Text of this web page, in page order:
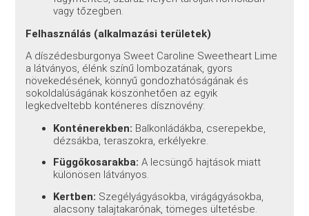
vagy tőzegben.
Felhasználás (alkalmazási területek)
A díszédesburgonya Sweet Caroline Sweetheart Lime
a látványos, élénk színű lombozatának, gyors
növekedésének, könnyű gondozhatóságának és
sokoldalúságának köszönhetően az egyik
legkedveltebb konténeres dísznövény:
Konténerekben: Balkonládákba, cserepekbe,
dézsákba, teraszokra, erkélyekre.
Függőkosarakba: A lecsüngő hajtások miatt
különösen látványos.
Kertben: Szegélyágyásokba, virágágyásokba,
alacsony talajtakarónak, tömeges ültetésbe.